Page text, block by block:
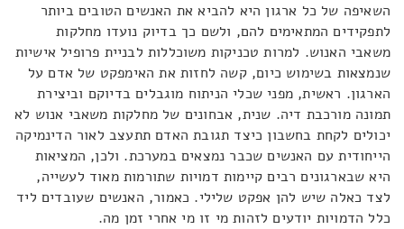
השאיפה של כל ארגון היא להביא את האנשים הטובים ביותר
לתפקידים המתאימים להם, ולשם כך בדיוק נועדו מחלקות
משאבי האנוש. למרות טכניקות משוכללות לבניית פרופיל אישיות
שנמצאות בשימוש כיום, קשה לחזות את האימפקט של אדם על
הארגון. ראשית, מפני שכלי הניתוח מוגבלים בדיוקם וביצירת
תמונה מורכבת דיה. שנית, אבחונים של מחלקות משאבי אנוש לא
יכולים לקחת בחשבון כיצד תגובת האדם תתעצב לאור הדינמיקה
הייחודית עם האנשים שכבר נמצאים במערכת. ולכן, המציאות
היא שבארגונים רבים קיימות דמויות שתורמות מאוד לעשייה,
לצד כאלה שיש להן אפקט שלילי. כאמור, האנשים שעובדים ליד
כלל הדמויות יודעים לזהות מי זו מי אחרי זמן מה.